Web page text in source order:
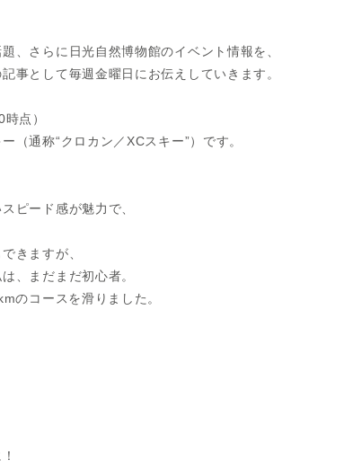
、さらに日光自然博物館のイベント情報を、
事として毎週金曜日にお伝えしていきます。
点）
（通称“クロカン／XCスキー”）です。
ピード感が魅力で、
きますが、
、まだまだ初心者。
のコースを滑りました。